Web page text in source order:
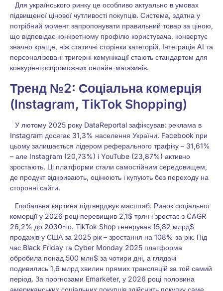
Для українського ринку це особливо актуально в умовах
підвищеної цінової чутливості покупців. Система, здатна у
потрібний момент запропонувати правильний товар за ціною,
що відповідає конкретному профілю користувача, конвертує
значно краще, ніж статичні сторінки категорій. Інтеграція AI та
персоналізовані тригерні комунікації стають стандартом для
конкурентоспроможних онлайн-магазинів.
Тренд №2: Соціальна комерція
(Instagram, TikTok Shopping)
У лютому 2025 року DataReportal зафіксував: реклама в
Instagram досягає 31,3% населення України. Facebook при
цьому залишається лідером реферального трафіку – 31,61%
– але Instagram (20,73%) і YouTube (23,87%) активно
зростають. Ці платформи стали самостійним середовищем,
де продукт відкривають, оцінюють і купують без переходу на
сторонні сайти.
Глобальна картина підтверджує масштаб. Ринок соціальної
комерції у 2026 році перевищив 2,1$ трлн і зростає з CAGR
26,2% до 2030-го. TikTok Shop генерував 15,82 млрд$
продажів у США за 2025 рік – зростання на 108% за рік. Під
час Black Friday та Cyber Monday 2025 платформа
обробила понад 500 млн$ за чотири дні, а глядачі
подивились 1,6 млрд хвилин прямих трансляцій за той самий
період. За прогнозами Emarketer, у 2026 році половина
американських соціальних покупців здійснить покупку саме